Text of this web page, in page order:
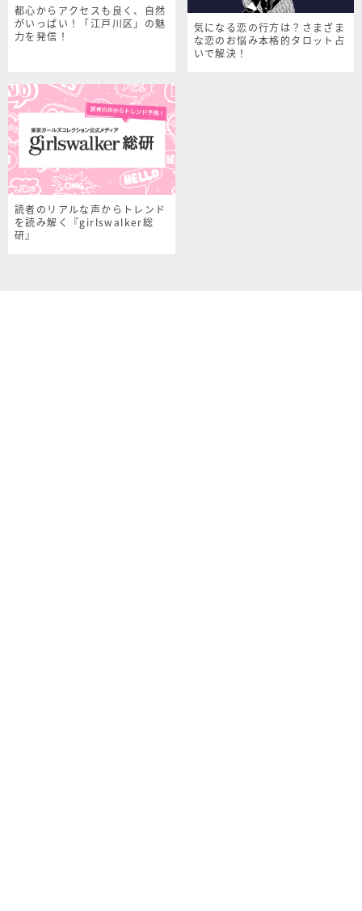
都心からアクセスも良く、自然
がいっぱい！「江戸川区」の魅
力を発信！
気になる恋の行方は？さまざま
な恋のお悩み本格的タロット占
いで解決！
読者のリアルな声からトレンド
を読み解く『girlswalker総
研』